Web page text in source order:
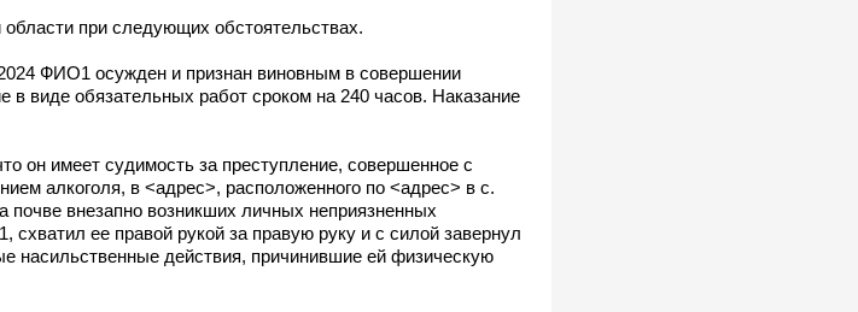
при следующих обстоятельствах.
ФИО1 осужден и признан виновным в совершении
в виде обязательных работ сроком на 240 часов. Наказание
он имеет судимость за преступление, совершенное с
алкоголя, в <адрес>, расположенного по <адрес> в с.
внезапно возникших личных неприязненных
ее правой рукой за правую руку и с силой завернул
действия, причинившие ей физическую